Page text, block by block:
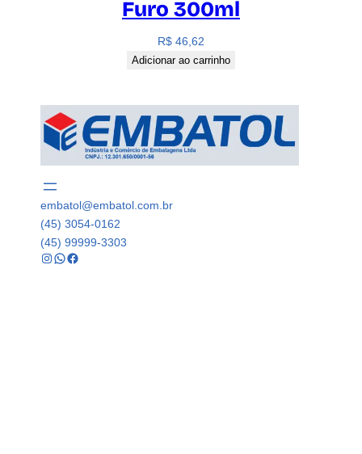
Furo 300ml
R$ 46,62
Adicionar ao carrinho
embatol@embatol.com.br
(45) 3054-0162
(45) 99999-3303
Instagram WhatsApp Facebook